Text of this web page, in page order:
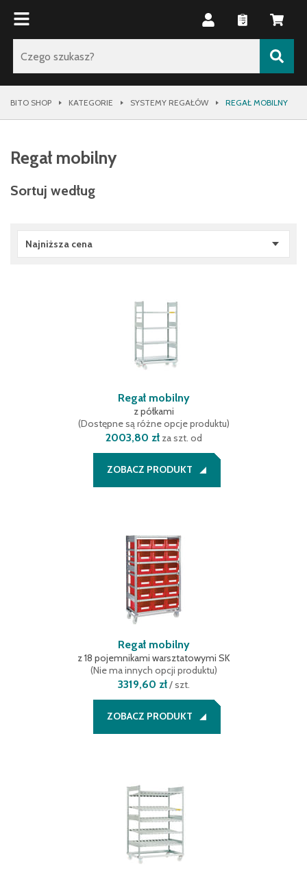
BITO SHOP KATEGORIE SYSTEMY REGAŁÓW REGAŁ MOBILNY
Regał mobilny
Sortuj według
Najniższa cena
Regał mobilny
z półkami
(Dostępne są różne opcje produktu)
2003,80 złza szt. od
ZOBACZ PRODUKT
Regał mobilny
z 18 pojemnikami warsztatowymi SK
(Nie ma innych opcji produktu)
3319,60 zł/szt.
ZOBACZ PRODUKT